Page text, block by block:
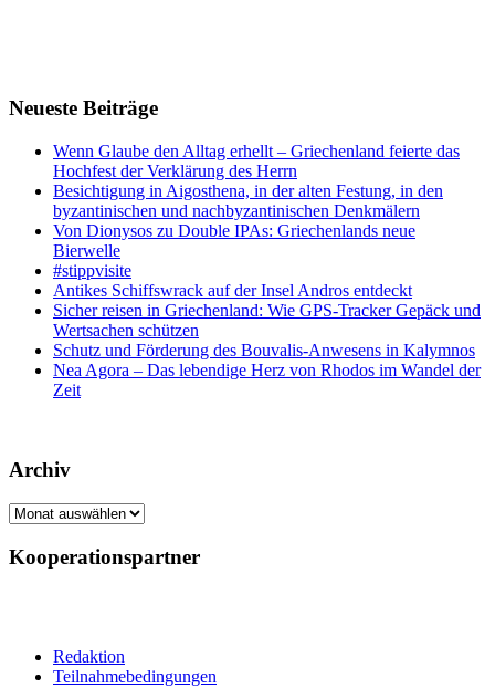
Neueste Beiträge
Wenn Glaube den Alltag erhellt – Griechenland feierte das
Hochfest der Verklärung des Herrn
Besichtigung in Aigosthena, in der alten Festung, in den
byzantinischen und nachbyzantinischen Denkmälern
Von Dionysos zu Double IPAs: Griechenlands neue
Bierwelle
#stippvisite
Antikes Schiffswrack auf der Insel Andros entdeckt
Sicher reisen in Griechenland: Wie GPS-Tracker Gepäck und
Wertsachen schützen
Schutz und Förderung des Bouvalis-Anwesens in Kalymnos
Nea Agora – Das lebendige Herz von Rhodos im Wandel der
Zeit
Archiv
Archiv
Kooperationspartner
Redaktion
Teilnahmebedingungen